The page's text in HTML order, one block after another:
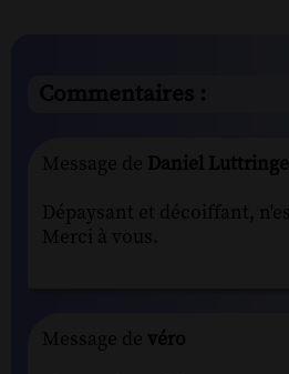
Commentaires :
Message de Daniel
Dépaysant et décoiffant,
Merci à vous.
Message de véro